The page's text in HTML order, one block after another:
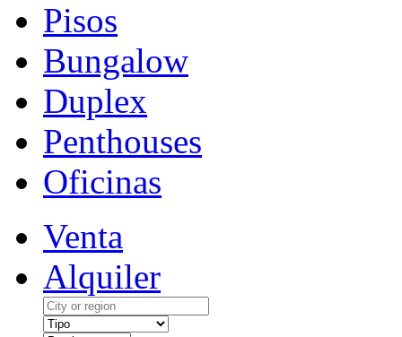
Pisos
Bungalow
Duplex
Penthouses
Oficinas
Venta
Alquiler